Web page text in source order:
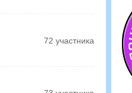
72 участника